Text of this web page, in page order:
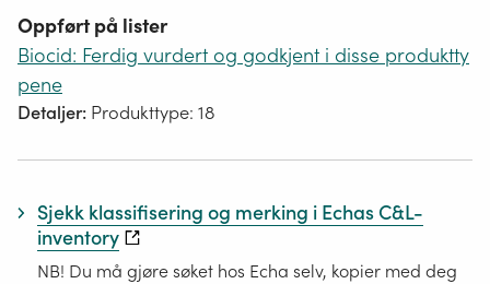
Oppført på lister
Biocid: Ferdig vurdert og godkjent i disse produktty
pene
Detaljer: Produkttype: 18
Sjekk klassifisering og merking i Echas C&L-
inventory
NB! Du må gjøre søket hos Echa selv, kopier med deg